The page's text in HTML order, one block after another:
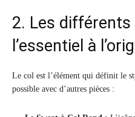
2. Les différents
l’essentiel à
Le col est l’élément qui définit le
possible avec d’autres pièces :